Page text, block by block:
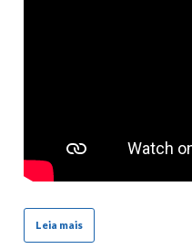
Leia mais